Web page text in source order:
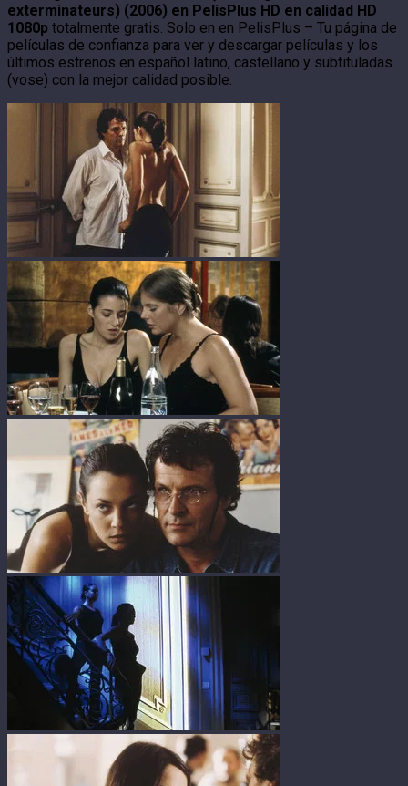
exterminateurs) (2006) en PelisPlus HD en calidad HD
1080p totalmente gratis. Solo en en PelisPlus – Tu página de
películas de confianza para ver y descargar películas y los
últimos estrenos en español latino, castellano y subtituladas
(vose) con la mejor calidad posible.